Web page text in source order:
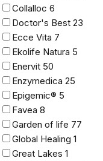
Collalloc 6
Doctor's Best 23
Ecce Vita 7
Ekolife Natura 5
Enervit 50
Enzymedica 25
Epigemic® 5
Favea 8
Garden of life 77
Global Healing 1
Great Lakes 1